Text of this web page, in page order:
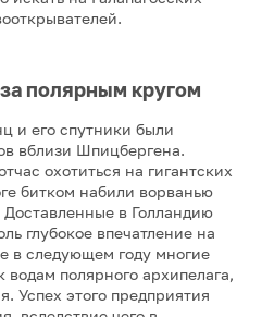
полярным кругом
и его спутники были
вблизи Шпицбергена.
охотиться на гигантских
битком набили ворванью
в Голландию
глубокое впечатление на
в следующем году многие
водам полярного архипелага,
Успех этого предприятия